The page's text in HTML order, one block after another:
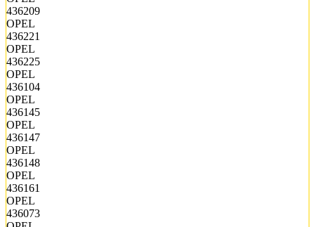
436209
OPEL
436221
OPEL
436225
OPEL
436104
OPEL
436145
OPEL
436147
OPEL
436148
OPEL
436161
OPEL
436073